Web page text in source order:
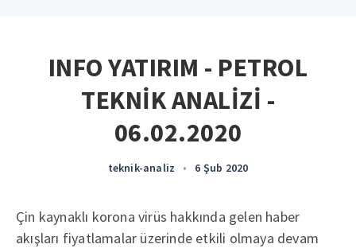
INFO YATIRIM - PETROL
TEKNİK ANALİZİ -
06.02.2020
teknik-analiz • 6 Şub 2020
Çin kaynaklı korona virüs hakkında gelen haber
akışları fiyatlamalar üzerinde etkili olmaya devam